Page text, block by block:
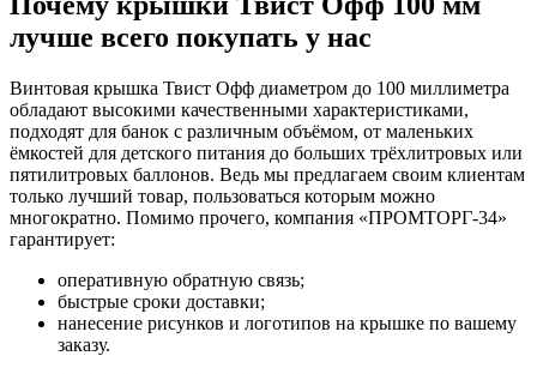
лучше всего покупать у нас
Винтовая крышка Твист Офф диаметром до 100 миллиметра
обладают высокими качественными характеристиками,
подходят для банок с различным объёмом, от маленьких
ёмкостей для детского питания до больших трёхлитровых или
пятилитровых баллонов. Ведь мы предлагаем своим клиентам
только лучший товар, пользоваться которым можно
многократно. Помимо прочего, компания «ПРОМТОРГ-34»
гарантирует:
оперативную обратную связь;
быстрые сроки доставки;
нанесение рисунков и логотипов на крышке по вашему
заказу.